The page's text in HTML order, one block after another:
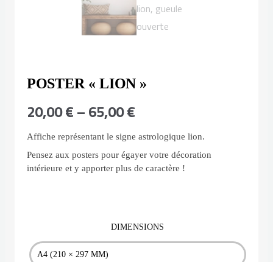
POSTER « LION »
20,00€–65,00€
Plage
de
prix :
65,00 €
Affiche représentant le signe astrologique lion.
Pensez aux posters pour égayer votre décoration
intérieure et y apporter plus de caractère !
DIMENSIONS
de